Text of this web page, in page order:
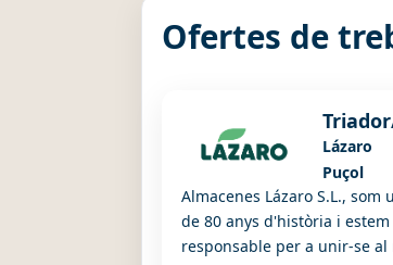
Ofertes de
Lázaro
Puçol
Almacenes Lázaro S.L.,
de 80 anys d'història i
responsable per a unir-se